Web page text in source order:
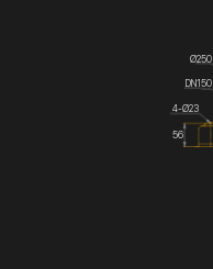
DN150
Ø250
4-Ø23
56